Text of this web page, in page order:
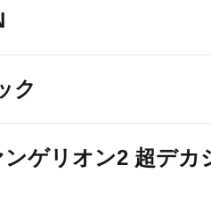
ク
ゲリオン2 超デカ